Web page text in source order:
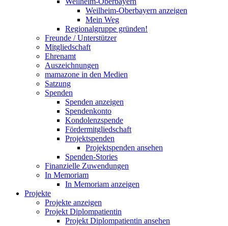
Weilheim-Oberbayern anzeigen
Mein Weg
Regionalgruppe gründen!
Freunde / Unterstützer
Mitgliedschaft
Ehrenamt
Auszeichnungen
mamazone in den Medien
Satzung
Spenden
Spenden anzeigen
Spendenkonto
Kondolenzspende
Fördermitgliedschaft
Projektspenden
Projektspenden ansehen
Spenden-Stories
Finanzielle Zuwendungen
In Memoriam
In Memoriam anzeigen
Projekte
Projekte anzeigen
Projekt Diplompatientin
Projekt Diplompatientin ansehen